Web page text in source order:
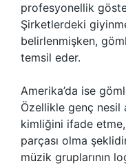
profesyonellik
Şirketlerdeki
belirlenmişken,
temsil eder.
Amerika’da ise
Özellikle genç nesil
kimliğini ifade
parçası olma
müzik gruplarının